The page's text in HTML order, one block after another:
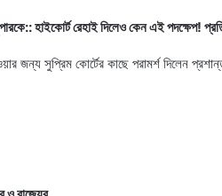
হাইকোর্ট রেহাই দিলেও কেন এই পদক্ষেপ!
জন্য সুপ্রিম কোর্টের কাছে পরামর্শ দিলেন